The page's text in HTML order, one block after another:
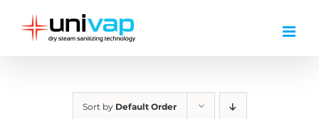
Sort by Default Order